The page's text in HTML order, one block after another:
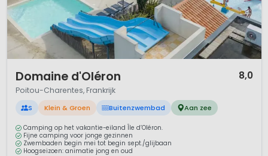
Domaine d'Oléron 8,0
Poitou-Charentes, Frankrijk
S Klein & Groen Buitenzwembad Aan zee
Camping op het vakantie-eiland Île d’Oléron.
Fijne camping voor jonge gezinnen
Zwembaden begin mei tot begin sept./glijbaan
Hoogseizoen: animatie jong en oud